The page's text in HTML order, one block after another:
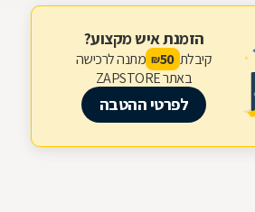
הזמנת איש מקצוע?
קיבלת 50
₪ מתנה לרכישה
באתר ZAPSTORE
לפרטי ההטבה